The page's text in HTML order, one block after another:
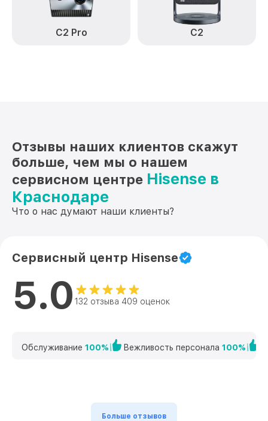
C2 Pro C2
Отзывы наших клиентов скажут
больше, чем мы о нашем
сервисном центре Hisense в
Краснодаре
Что о нас думают наши клиенты?
Сервисный центр Hisense
5.0 132 отзыва 409 оценок
Обслуживание 100% Вежливость персонала 100%
Больше отзывов